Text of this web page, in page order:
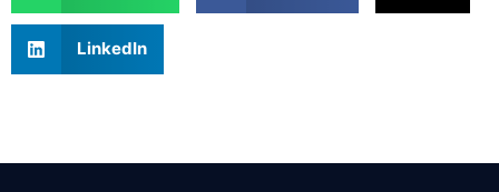
LinkedIn